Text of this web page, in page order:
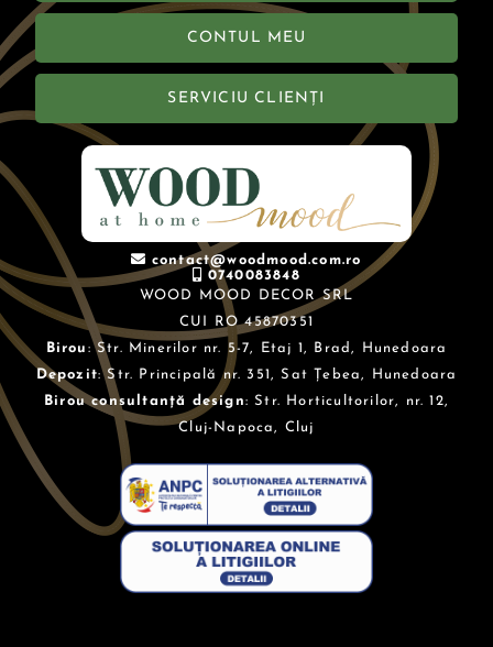
CONTUL MEU
SERVICIU CLIENȚI
contact@woodmood.com.ro
0740083848
WOOD MOOD DECOR SRL
CUI RO 45870351
Birou : Str. Minerilor nr. 5-7, Etaj 1, Brad, Hunedoara
Depozit: Str. Principală nr. 351, Sat Țebea, Hunedoara
Birou consultanță design: Str. Horticultorilor, nr. 12,
Cluj-Napoca, Cluj